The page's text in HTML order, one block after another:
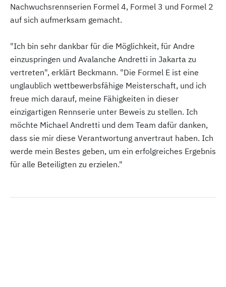
Nachwuchsrennserien Formel 4, Formel 3 und Formel 2
auf sich aufmerksam gemacht.
"Ich bin sehr dankbar für die Möglichkeit, für Andre
einzuspringen und Avalanche Andretti in Jakarta zu
vertreten", erklärt Beckmann. "Die Formel E ist eine
unglaublich wettbewerbsfähige Meisterschaft, und ich
freue mich darauf, meine Fähigkeiten in dieser
einzigartigen Rennserie unter Beweis zu stellen. Ich
möchte Michael Andretti und dem Team dafür danken,
dass sie mir diese Verantwortung anvertraut haben. Ich
werde mein Bestes geben, um ein erfolgreiches Ergebnis
für alle Beteiligten zu erzielen."